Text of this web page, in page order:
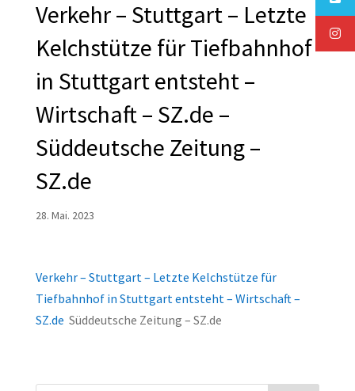
Verkehr – Stuttgart – Letzte
Kelchstütze für Tiefbahnhof
in Stuttgart entsteht –
Wirtschaft – SZ.de –
Süddeutsche Zeitung –
SZ.de
28. Mai. 2023
Verkehr – Stuttgart – Letzte Kelchstütze für
Tiefbahnhof in Stuttgart entsteht – Wirtschaft –
SZ.de Süddeutsche Zeitung – SZ.de